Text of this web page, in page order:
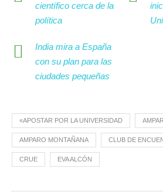
científico cerca de la
política
India mira a España
con su plan para las
ciudades pequeñas
«APOSTAR POR LA UNIVERSIDAD
AMPARO MONTAÑANA CLUB DE
CRUE EVA ALCÓN